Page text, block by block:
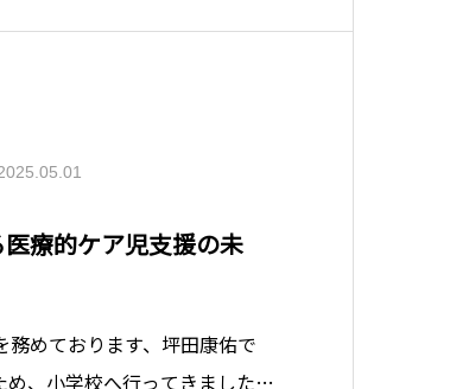
医療的ケア児支援の未
めております、坪田康佑で
、小学校へ行ってきました。